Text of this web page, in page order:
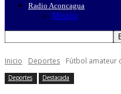
Radio Aconcagua
Misión
Inicio Deportes Fútbol amateur
Deportes Destacada